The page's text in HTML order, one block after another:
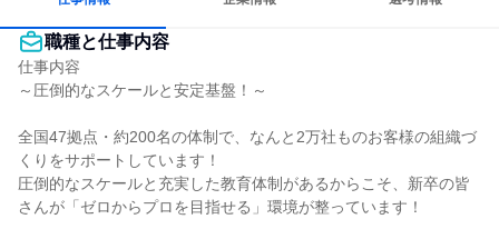
職種と仕事内容
仕事内容
～圧倒的なスケールと安定基盤！～
全国47拠点・約200名の体制で、なんと2万社ものお客様の組織づ
くりをサポートしています！
圧倒的なスケールと充実した教育体制があるからこそ、新卒の皆
さんが「ゼロからプロを目指せる」環境が整っています！